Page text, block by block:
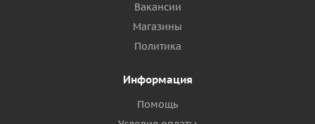
Вакансии
Магазины
Политика
Информация
Помощь